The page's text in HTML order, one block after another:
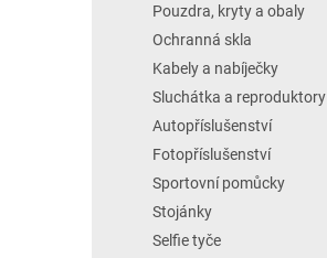
Pouzdra, kryty a obaly
Ochranná skla
Kabely a nabíječky
Sluchátka a reproduktory
Autopříslušenství
Fotopříslušenství
Sportovní pomůcky
Stojánky
Selfie tyče